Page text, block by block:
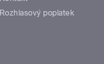
Rozhlasový poplatek